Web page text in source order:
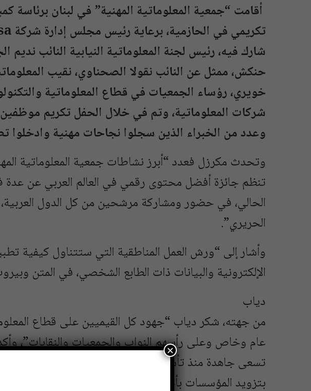
أقامت “جمعية المعلوماتية المهنية” في لبنان برئاسة
شارك فيه، رئيس لجنة المعلوماتية النيابية النائب نديم
حنكش، ممثل عن النائب نقولا الصحناوي، نقيب
خويري، رؤساء الجمعيات في قطاع المعلوماتية
وعدد من الخبراء الذين سجلوا نجاحات مهنية وادخلوا
وتحدث مكرزل فعدد “أبرز نشاطات جمعية المعلوماتية
تنظم جائزة أفضل محتوى رقمي في العالم العربي عن
الحالي، في حضور ومشاركة مرشحين من كل الدول
الحريري”.
وأشار إلى “ورش العمل المناطقية التي ستتناول كيفية
الإلكترونية والبيانات ذات الطابع الشخصي، في المتن
دياب
من جهته، شكر دياب “جهود كل القيميين على قطاع
تسعى جاهدة منذ تأسيسها لمواكبة التطور الرقمي والثورة
بتزويد المؤسسات بأحدث وأفضل الحلول التقنية الحديثة
×